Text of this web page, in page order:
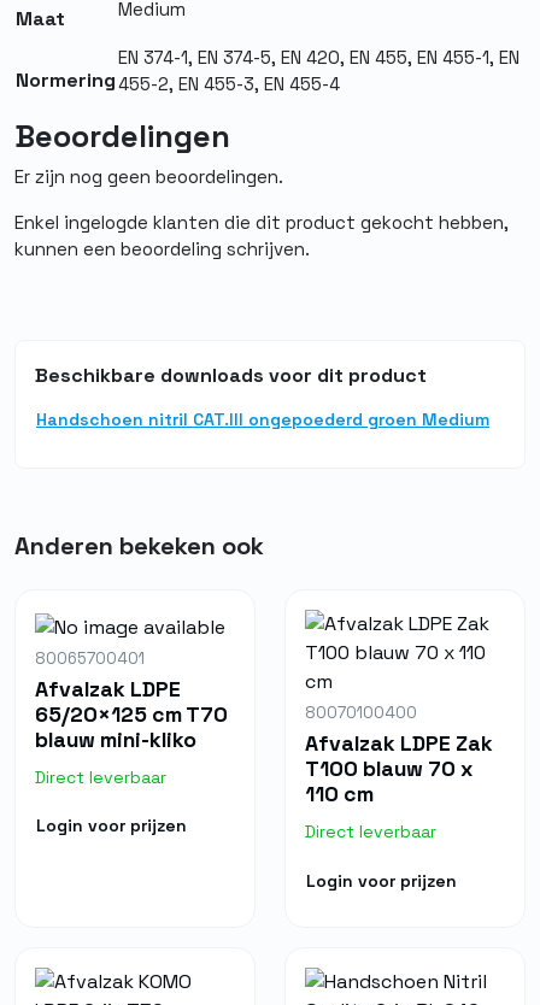
buitenzijde
EN 374-1
Materiaal
Nitril
Steriel
Nee
Maat Medium
Normering
EN 374-1, EN 374-5, EN 420, EN 455, EN 455-1, EN
455-2, EN 455-3, EN 455-4
Beoordelingen
Er zijn nog geen beoordelingen.
Enkel ingelogde klanten die dit product gekocht hebben,
kunnen een beoordeling schrijven.
Beschikbare downloads voor dit product
Handschoen nitril CAT.III ongepoederd groen Medium
Anderen bekeken ook
80065700401
Afvalzak LDPE
65/20×125 cm T70
blauw mini-kliko
Direct leverbaar
Login voor prijzen
80070100400
Afvalzak LDPE Zak
T100 blauw 70 x
110 cm
Direct leverbaar
Login voor prijzen